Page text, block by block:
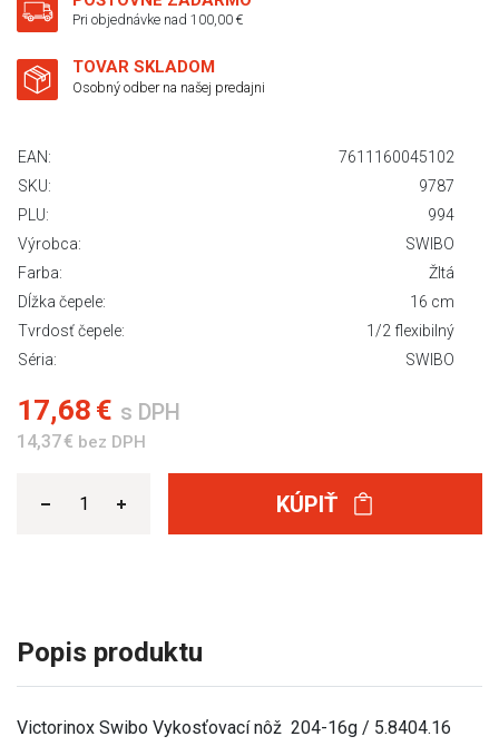
Pri objednávke nad 100,00 €
TOVAR SKLADOM
Osobný odber na našej predajni
EAN:
7611160045102
SKU:
9787
PLU:
994
Výrobca:
SWIBO
Farba:
Žltá
Dĺžka čepele:
16 cm
Tvrdosť čepele:
1/2 flexibilný
Séria:
SWIBO
17,68 € s DPH
14,37 € bez DPH
KÚPIŤ
Popis produktu
Victorinox Swibo Vykosťovací nôž 204-16g / 5.8404.16